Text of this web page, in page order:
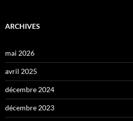
ARCHIVES
mai 2026
avril 2025
décembre 2024
décembre 2023